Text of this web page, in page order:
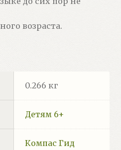
возраста.
0.266 кг
Детям 6+
Компас Гид